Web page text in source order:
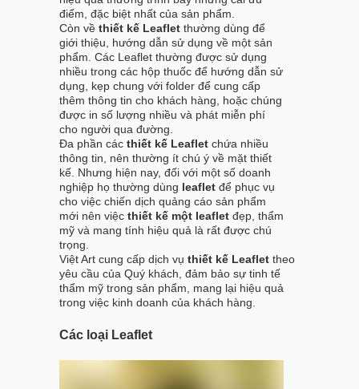
điểm, đặc biệt nhất của sản phẩm.
Còn về thiết kế Leaflet thường dùng để
giới thiệu, hướng dẫn sử dụng về một sản
phẩm. Các Leaflet thường được sử dụng
nhiều trong các hộp thuốc để hướng dẫn sử
dụng, kẹp chung với folder để cung cấp
thêm thông tin cho khách hàng, hoặc chúng
được in số lượng nhiều và phát miễn phí
cho người qua đường.
Đa phần các thiết kế Leaflet chứa nhiều
thông tin, nên thường ít chú ý về mặt thiết
kế. Nhưng hiện nay, đối với một số doanh
nghiệp họ thường dùng leaflet để phục vụ
cho việc chiến dịch quảng cáo sản phẩm
mới nên việc thiết kế một leaflet đẹp, thẩm
mỹ và mang tính hiệu quả là rất được chú
trọng.
Việt Art cung cấp dịch vụ thiết kế Leaflet theo
yêu cầu của Quý khách, đảm bảo sự tinh tế
thẩm mỹ trong sản phẩm, mang lại hiệu quả
trong việc kinh doanh của khách hàng.
Các loại Leaflet